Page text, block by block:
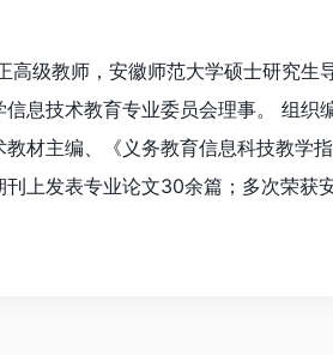
高级教师，安徽师范大学硕士研究生
息技术教育专业委员会理事。 组织
材主编、《义务教育信息科技教学
上发表专业论文30余篇；多次荣获